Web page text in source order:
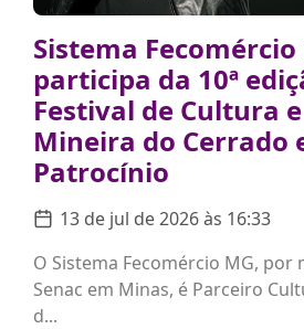
Sistema Fecomércio
participa da 10ª
Festival de Cultura
Mineira do Cerrado
Patrocínio
13 de jul de 2026 às 16:33
O Sistema Fecomércio MG, por
Senac em Minas, é Parceiro
d...